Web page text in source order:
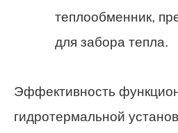
теплообменник,
для забора тепла.
Эффективность
гидротермальной